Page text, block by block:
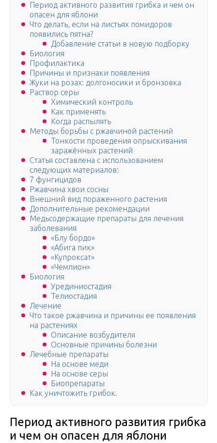
Период активного развития грибка и чем он
опасен для яблони
Что делать, если на листьях помидоров
появились пятна?
Добавление статьи в новую подборку
Биология
Профилактика
Причины и признаки появления
Жуки на розах: долгоносики и бронзовка
Раствор серы
Химический контроль
Как применять
Когда распылять
Методы борьбы с ржавчиной растений
Тонкости проведения опрыскивания
заражённых растений
Статья составлена с использованием
следующих материалов:
7 фунгицидов
Ржавчина хвои сосны
Внешний вид пораженного растения
Дополнительные рекомендации
Медьсодержащие препараты для лечения
заболевания
«Блу бордо»
«Абига пик»
«Купроксат»
«Чемпион»
Биология
Урединиостадия
Телиостадия
Лечение
Что такое ржавчина и причины ее появления
на растениях
Описание возбудителя
Основные причины болезни
Лечебные препараты
На основе меди
На основе серы
Биопрепараты
Как уничтожить грибок.
Период активного развития грибка
и чем он опасен для яблони